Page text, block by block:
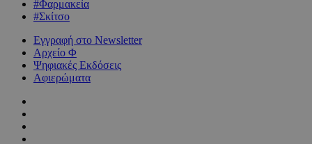
#Φαρμακεία
#Σκίτσο
Εγγραφή στο Newsletter
Αρχείο Φ
Ψηφιακές Εκδόσεις
Αφιερώματα